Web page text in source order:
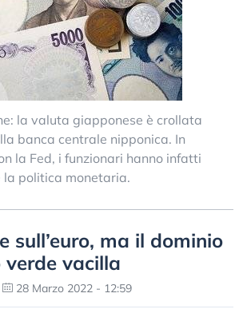
la valuta giapponese è crollata
banca centrale nipponica. In
la Fed, i funzionari hanno infatti
politica monetaria.
sull’euro, ma il dominio
vacilla
28 Marzo 2022 - 12:59